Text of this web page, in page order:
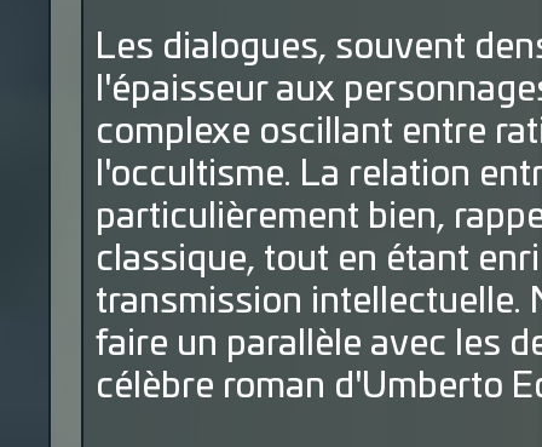
Les dialogues, souvent
l'épaisseur aux
complexe oscillant entre
l'occultisme. La relation
particulièrement bien,
classique, tout en étant
transmission intellectuelle.
faire un parallèle avec les
célèbre roman d'Umberto